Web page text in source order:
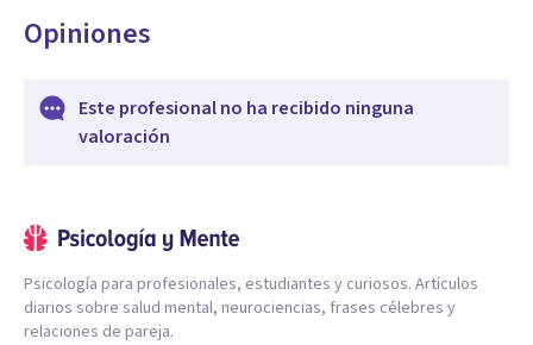
Opiniones
Este profesional no ha recibido ninguna
valoración
Psicología para profesionales, estudiantes y curiosos. Artículos
diarios sobre salud mental, neurociencias, frases célebres y
relaciones de pareja.